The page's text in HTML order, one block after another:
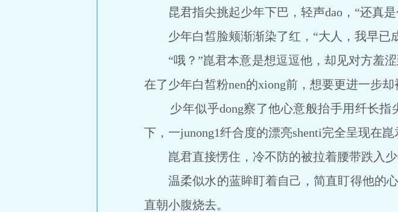
昆君指尖挑起少年下巴，轻声dao，“还真是
少年白皙脸颊渐渐染了红，“大人，我早已
“哦？”崑君本意是想逗逗他，却见对方羞涩
在了少年白皙粉nen的xiong前，想要更进一步却
少年似乎dong察了他心意般抬手用纤长指
下，一junong1纤合度的漂亮shenti完全呈现在崑
崑君直接愣住，冷不防的被拉着腰带跌入少
温柔似水的蓝眸盯着自己，简直盯得他的心
直朝小腹烧去。